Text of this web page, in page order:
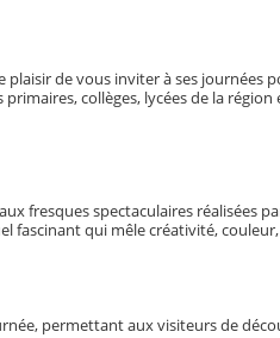
plaisir de vous inviter à ses journées
collèges, lycées de la
fresques spectaculaires réalisées
fascinant qui mêle créativité,
permettant aux visiteurs de